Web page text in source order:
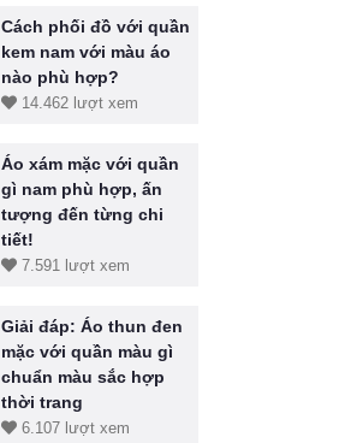
Cách phối đồ với quần
kem nam với màu áo
nào phù hợp?
14.462 lượt xem
Áo xám mặc với quần
gì nam phù hợp, ấn
tượng đến từng chi
tiết!
7.591 lượt xem
Giải đáp: Áo thun đen
mặc với quần màu gì
chuẩn màu sắc hợp
thời trang
6.107 lượt xem